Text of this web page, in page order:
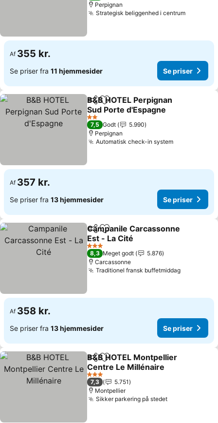
Perpignan
Strategisk beliggenhed i centrumSe priser
Af 355 kr.
Se priser fra 11 hjemmesider Se priser
Del Føj til favoritter
B&B HOTEL Perpignan
Sud Porte d'Espagne
Se priser
2 Stjerner
7,5 Godt
5.990
Perpignan
Automatisk check-in systemSe priser
Af 357 kr.
Se priser fra 13 hjemmesider Se priser
Del Føj til favoritter
Campanile Carcassonne
Est - La Cité
Se priser
3 Stjerner
8,3 Meget godt
5.876
Carcassonne
Traditionel fransk buffetmiddagSe priser
Af 358 kr.
Se priser fra 13 hjemmesider Se priser
Del Føj til favoritter
B&B HOTEL Montpellier
Centre Le Millénaire
Se priser
3 Stjerner
7,3
5.751
Montpellier
Sikker parkering på stedetSe priser